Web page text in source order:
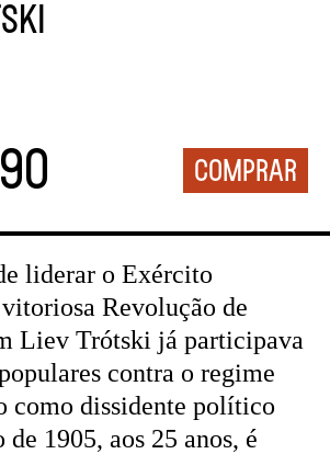
liderar o Exército
Revolução de
Liev Trótski já participava
contra o regime
como dissidente político
de 1905, aos 25 anos, é